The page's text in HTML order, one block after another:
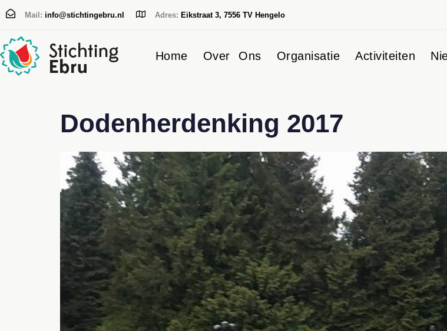
Mail: info@stichtingebru.nl Adres: Eikstraat 3, 7556 TV Hengelo
Home Over Ons Organisatie Activiteiten
Dodenherdenking 2017